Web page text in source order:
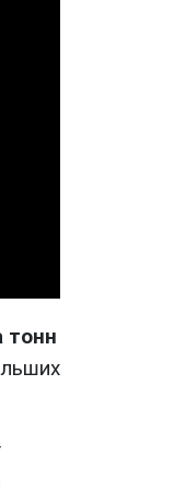
тонн